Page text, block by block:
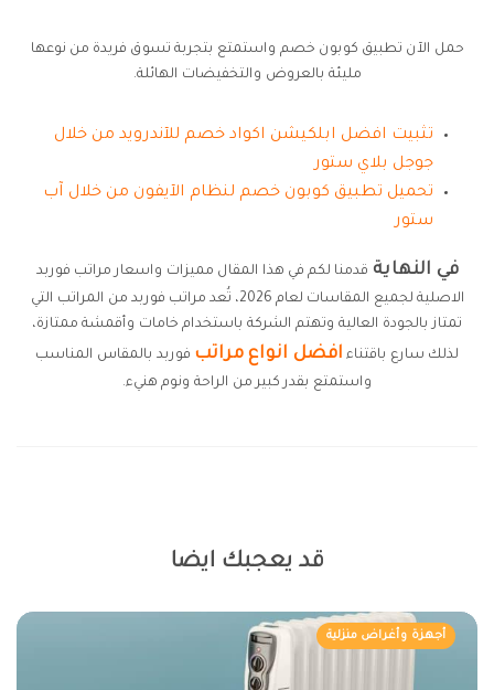
حمل الآن تطبيق كوبون خصم واستمتع بتجربة تسوق فريدة من نوعها
مليئة بالعروض والتخفيضات الهائلة.
تثبيت افضل ابلكيشن اكواد خصم للآندرويد من خلال
جوجل بلاي ستور
تحميل تطبيق كوبون خصم لنظام الآيفون من خلال آب
ستور
في النهاية قدمنا لكم في هذا المقال مميزات واسعار مراتب فوربد
الاصلية لجميع المقاسات لعام 2026، تُعد مراتب فوربد من المراتب التي
تمتاز بالجودة العالية وتهتم الشركة باستخدام خامات وأقمشة ممتازة،
لذلك سارع باقتناء افضل انواع مراتب فوربد بالمقاس المناسب
واستمتع بقدر كبير من الراحة ونوم هنيء.
قد يعجبك ايضا
أجهزة وأغراض منزلية